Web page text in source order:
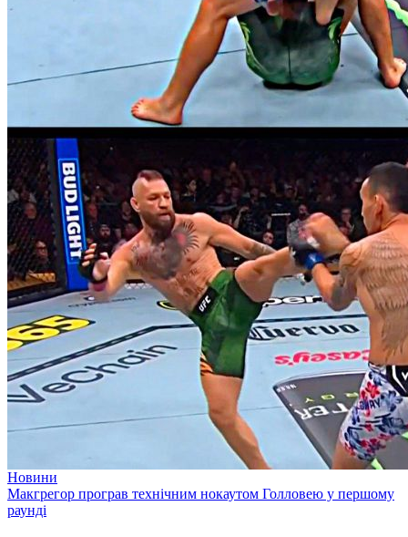
Новини
Макгрегор програв технічним нокаутом Голловею у першому
раунді